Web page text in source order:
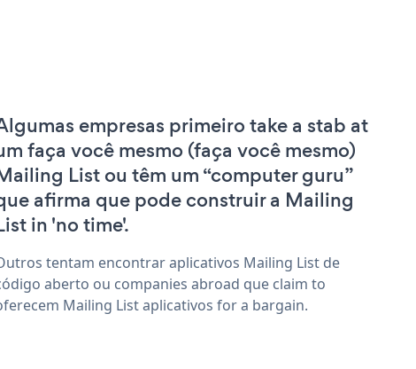
empresas primeiro take a stab at
faça você mesmo (faça você mesmo)
List ou têm um “computer guru”
afirma que pode construir a Mailing
in 'no time'.
tentam encontrar aplicativos Mailing List de
aberto ou companies abroad que claim to
Mailing List aplicativos for a bargain.